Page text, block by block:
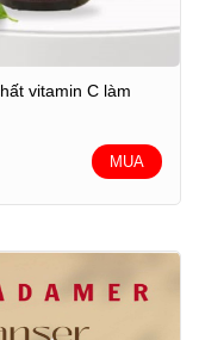
vitamin C làm
MUA